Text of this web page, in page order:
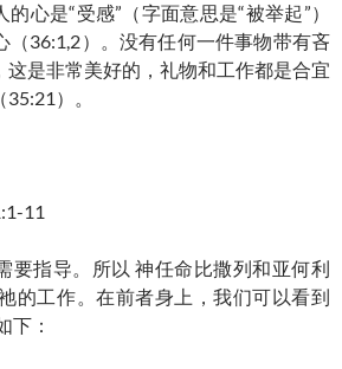
心是“受感”（字面意思是“被举起”）
（36:1,2）。没有任何一件事物带有吝
这是非常美好的，礼物和工作都是合宜
）。
11
要指导。所以 神任命比撒列和亚何利
的工作。在前者身上，我们可以看到
下：